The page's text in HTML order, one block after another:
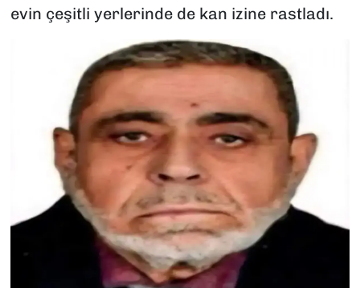
evin çeşitli yerlerinde de kan izine rastladı.